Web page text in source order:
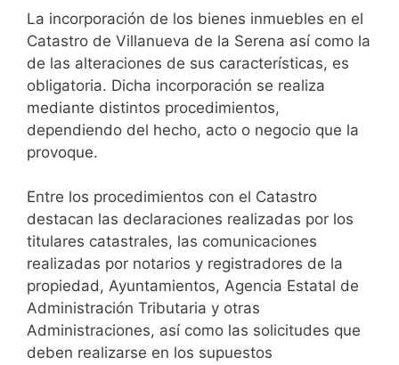
La incorporación de los bienes inmuebles en el
Catastro de Villanueva de la Serena así como la
de las alteraciones de sus características, es
obligatoria. Dicha incorporación se realiza
mediante distintos procedimientos,
dependiendo del hecho, acto o negocio que la
provoque.
Entre los procedimientos con el Catastro
destacan las declaraciones realizadas por los
titulares catastrales, las comunicaciones
realizadas por notarios y registradores de la
propiedad, Ayuntamientos, Agencia Estatal de
Administración Tributaria y otras
Administraciones, así como las solicitudes que
deben realizarse en los supuestos